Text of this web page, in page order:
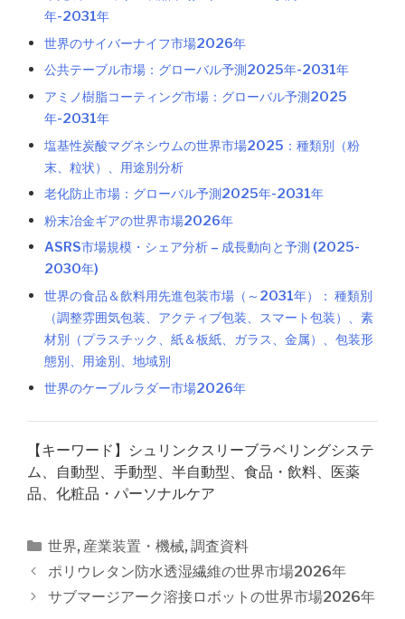
年-2031年
世界のサイバーナイフ市場2026年
公共テーブル市場：グローバル予測2025年-2031年
アミノ樹脂コーティング市場：グローバル予測2025
年-2031年
塩基性炭酸マグネシウムの世界市場2025：種類別（粉
末、粒状）、用途別分析
老化防止市場：グローバル予測2025年-2031年
粉末冶金ギアの世界市場2026年
ASRS市場規模・シェア分析 – 成長動向と予測 (2025-
2030年)
世界の食品＆飲料用先進包装市場（～2031年）： 種類別
（調整雰囲気包装、アクティブ包装、スマート包装）、素
材別（プラスチック、紙＆板紙、ガラス、金属）、包装形
態別、用途別、地域別
世界のケーブルラダー市場2026年
【キーワード】シュリンクスリーブラベリングシステ
ム、自動型、手動型、半自動型、食品・飲料、医薬
品、化粧品・パーソナルケア
カ
テ
ゴ
リ
世界, 産業装置・機械, 調査資料
投
稿
ポリウレタン防水透湿繊維の世界市場2026年
サブマージアーク溶接ロボットの世界市場2026年